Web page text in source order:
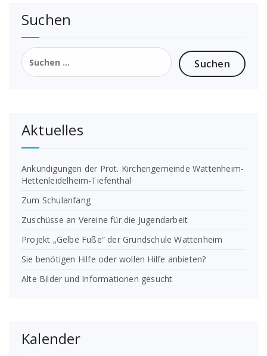
Suchen
Suchen
nach:
Aktuelles
Ankündigungen der Prot. Kirchengemeinde Wattenheim-
Hettenleidelheim-Tiefenthal
Zum Schulanfang
Zuschüsse an Vereine für die Jugendarbeit
Projekt „Gelbe Füße“ der Grundschule Wattenheim
Sie benötigen Hilfe oder wollen Hilfe anbieten?
Alte Bilder und Informationen gesucht
Kalender